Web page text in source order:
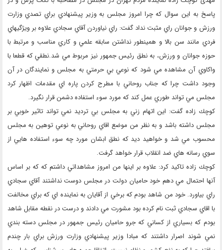
پاسخ به اين سوال كه چرا امروز مجلس به وزير پيشنهادي براي تصدي وزارت
ورزش و جوانان راي مثبت نداد گفت: راي نياوردن آقاي سجادي علاوه بر ويژگيهاي
فردي مانند سن بالا و همينطور نداشتن سابقه علمي و كاري مناسب و مرتبط با
حوزه جوانان و ورزش، به نطق رئيس جمهور نيز مربوط مي شد.نطقي كه قطعا با
واكاوي آن مشاهده مي شود كه نوعي بي حرمتي به مجلس و نمايندگان در آن
وجود داشت چرا كه جناب روحاني با مطرح كردن پاره اي مقدمات اظهار كرد
مجلس مي تواند طوري عمل كند كه مورد سوء استفاده دشمن قرار نگيرد.
كوچك زاده گفت: اين اتهام زني به مجلس بي ترديد نمي تواند تاثير خوبي بر
مجلس داشته باشد و به نظر من موضع اقاي روحاني به نوعي توهين به مجلس
محسوب مي شد و خواهيد ديد كه نطق ابشان مورد چه سوء استفاده هايي از
سوي رسانه هاي ضد انقلاب قرار خواهد گرفت.
كوچك زاده تاكيد كرد: علاوه بر اينها من امروز مشاهداتي داشتم كه كه بر اساس
آنها احتمال مي دهم خود حاميان دولت در مجلس دوست نداشتند آقاي سجادي
راي بياورد. خود من شاهد بودم كه برخي از آقايان به نماينده اي كه براي مخالفت
با اقاي سجادي ثبت نام كرده بود مشورت مي دادند و درست در نقطه مقابل شاهد
بودم كه بسياري از كساني كه جرو حاميان رئيس جمهور در مجلس دسته بندي
نمي شوند اصرار داشتند كه مبادا وزير پيشنهادي وزارت ورزش براي بار چندم